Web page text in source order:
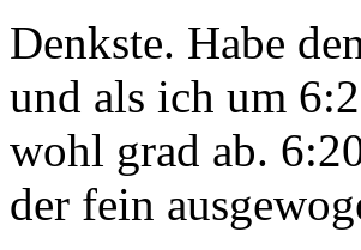
Denkste. Habe
und als ich um
wohl grad ab.
der fein